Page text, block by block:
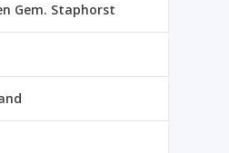
Gem. Staphorst